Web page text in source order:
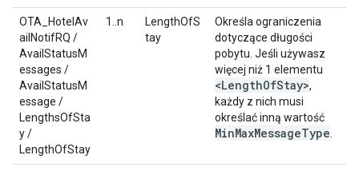
OTA_HotelAv
ailNotifRQ /
AvailStatusM
essages /
AvailStatusM
essage /
LengthsOfSta
y /
LengthOfStay
1..n
LengthOfS
tay
Określa ograniczenia
dotyczące długości
pobytu. Jeśli używasz
więcej niż 1 elementu
<LengthOfStay>,
każdy z nich musi
określać inną wartość
MinMaxMessageType